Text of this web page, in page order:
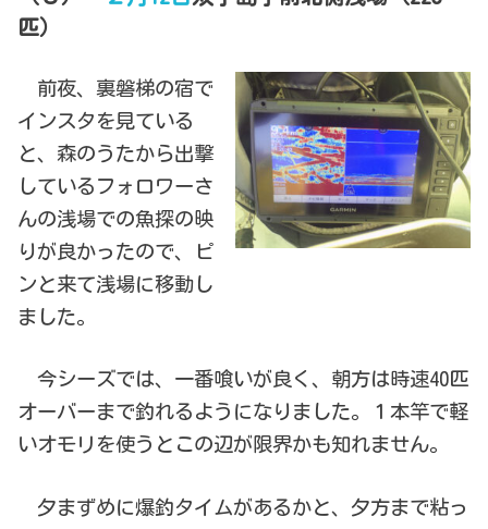
匹）
前夜、裏磐梯の宿で
インスタを見ている
と、森のうたから出撃
しているフォロワーさ
んの浅場での魚探の映
りが良かったので、ピ
ンと来て浅場に移動し
ました。
今シーズでは、一番喰いが良く、朝方は時速40匹
オーバーまで釣れるようになりました。１本竿で軽
いオモリを使うとこの辺が限界かも知れません。
夕まずめに爆釣タイムがあるかと、夕方まで粘っ